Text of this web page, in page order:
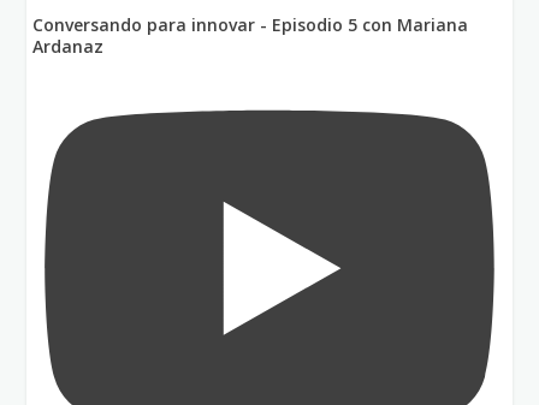
Conversando para innovar - Episodio 5 con Mariana
Ardanaz